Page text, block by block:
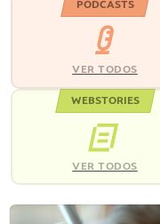
PODCASTS
VER TODOS
WEBSTORIES
VER TODOS